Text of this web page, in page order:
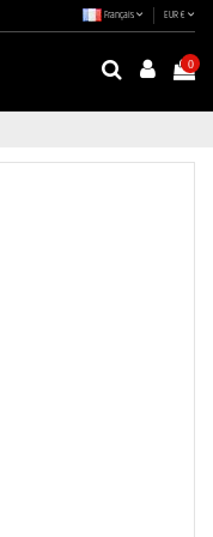
Français EUR €
0